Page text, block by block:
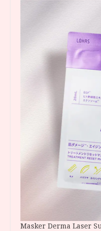
Masker Derma Laser